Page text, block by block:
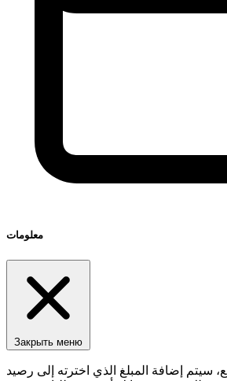
معلومات
Закрыть меню
سيتم إضافة المبلغ الذي اخترته إلى رصيد